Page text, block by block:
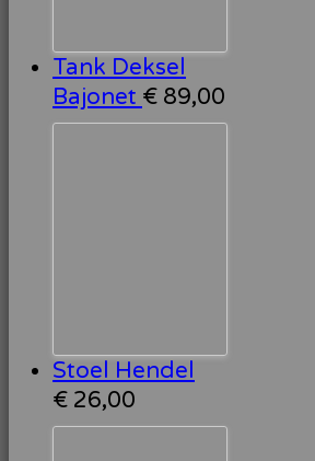
Tank Deksel
Bajonet € 89,00
Stoel Hendel
€ 26,00